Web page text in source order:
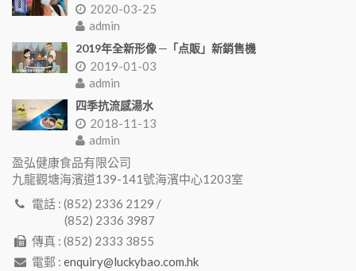
2020-03-25
admin
2019年全新形像 ─「点販」新銷售機
2019-01-03
admin
四季抗流感湯水
2018-11-13
admin
盈弘健康食品有限公司
九龍觀塘海濱道139-141號海濱中心1203室
電話 : (852) 2336 2129 /
(852) 2336 3987
傳真 : (852) 2333 3855
電郵 : enquiry@luckybao.com.hk